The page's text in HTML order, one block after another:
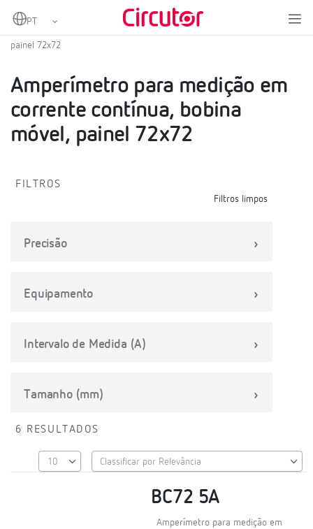
Home
Amperímetros CC
painel 72x72
Amperímetro para medição em
corrente contínua, bobina
móvel, painel 72x72
FILTROS
Filtros limpos
Precisão
Equipamento
Intervalo de Medida (A)
Tamanho (mm)
6 RESULTADOS
BC72 5A
Amperímetro para medição em